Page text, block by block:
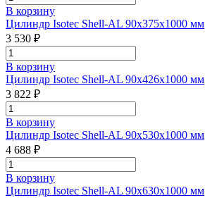
В корзину
Цилиндр Isotec Shell-AL 90x375x1000 мм
3 530 ₽
В корзину
Цилиндр Isotec Shell-AL 90x426x1000 мм
3 822 ₽
В корзину
Цилиндр Isotec Shell-AL 90x530x1000 мм
4 688 ₽
В корзину
Цилиндр Isotec Shell-AL 90x630x1000 мм